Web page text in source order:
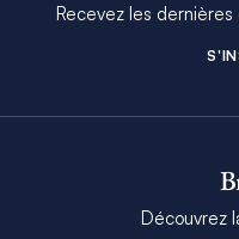
Recevez les
Découvrez